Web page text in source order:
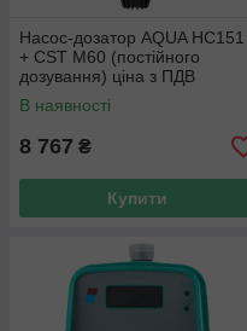
Насос-дозатор AQUA HC151
+ CST М60 (постійного
дозування) ціна з ПДВ
В наявності
8 767 ₴
Купити